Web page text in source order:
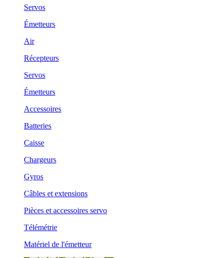
Servos
Émetteurs
Air
Récepteurs
Servos
Émetteurs
Accessoires
Batteries
Caisse
Chargeurs
Gyros
Câbles et extensions
Pièces et accessoires servo
Télémétrie
Matériel de l'émetteur